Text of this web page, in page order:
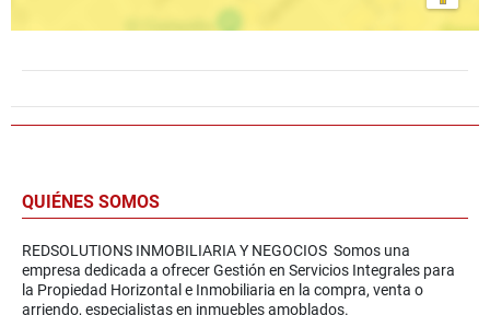
QUIÉNES SOMOS
REDSOLUTIONS INMOBILIARIA Y NEGOCIOS Somos una
empresa dedicada a ofrecer Gestión en Servicios Integrales para
la Propiedad Horizontal e Inmobiliaria en la compra, venta o
arriendo, especialistas en inmuebles amoblados.